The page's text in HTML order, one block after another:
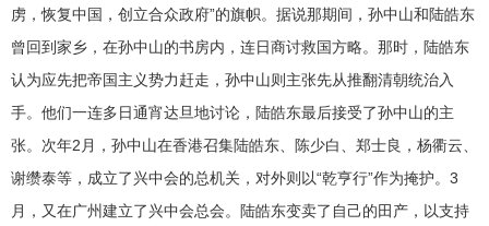
虏，恢复中国，创立合众政府”的旗帜。据说那期间，孙中山和陆皓东
曾回到家乡，在孙中山的书房内，连日商讨救国方略。那时，陆皓东
认为应先把帝国主义势力赶走，孙中山则主张先从推翻清朝统治入
手。他们一连多日通宵达旦地讨论，陆皓东最后接受了孙中山的主
张。次年2月，孙中山在香港召集陆皓东、陈少白、郑士良，杨衢云、
谢缵泰等，成立了兴中会的总机关，对外则以“乾亨行”作为掩护。3
月，又在广州建立了兴中会总会。陆皓东变卖了自己的田产，以支持